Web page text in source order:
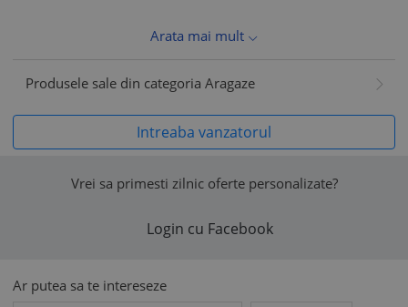
Arata mai mult
Produsele sale din categoria Aragaze
Intreaba vanzatorul
Vrei sa primesti zilnic oferte personalizate?
Login cu Facebook
Ar putea sa te intereseze